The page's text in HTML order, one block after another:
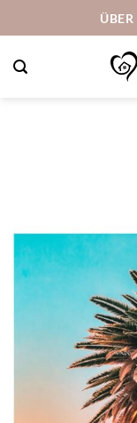
Inhalt
springen